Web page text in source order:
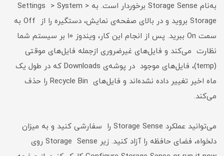
به‌نام Storage Sense برخوردار است. به Settings > System >
Storage بروید و در بالای صفحه‌ی نمایش، دستگیره را از Off به
سمت On ببرید. پس از انجام این کار، ویندوز ۱۰ بر سیستم شما
نظارت می‌کند و فایل‌های غیرضروری ازجمله فایل‌های موقتی
(temp)، فایل‌های موجود در پوشه‌ی Downloads که در طول یک
ماه اخیر تغییر داده نشده‌اند و فایل‌های Recycle Bin را حذف
می‌کند.
می‌توانید عملکرد Storage Sense را سفارشی کنید و به میزان
دلخواه، فضای حافظه را آزاد کنید. زیر Storage Sense روی